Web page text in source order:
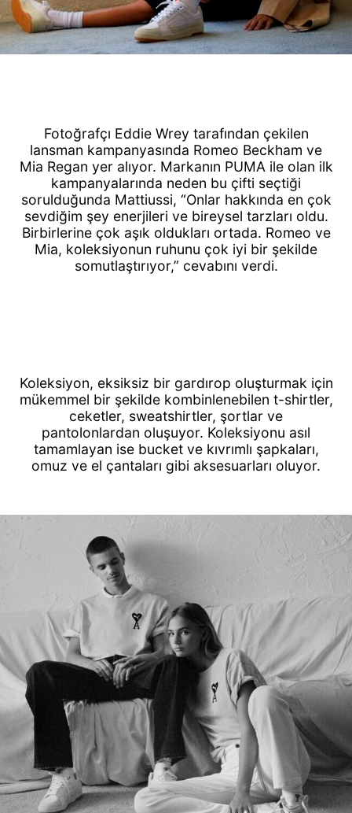
Fotoğrafçı Eddie Wrey tarafından çekilen
lansman kampanyasında Romeo Beckham ve
Mia Regan yer alıyor. Markanın PUMA ile olan ilk
kampanyalarında neden bu çifti seçtiği
sorulduğunda Mattiussi, “Onlar hakkında en çok
sevdiğim şey enerjileri ve bireysel tarzları oldu.
Birbirlerine çok aşık oldukları ortada. Romeo ve
Mia, koleksiyonun ruhunu çok iyi bir şekilde
somutlaştırıyor,” cevabını verdi.
Koleksiyon, eksiksiz bir gardırop oluşturmak için
mükemmel bir şekilde kombinlenebilen t-shirtler,
ceketler, sweatshirtler, şortlar ve
pantolonlardan oluşuyor. Koleksiyonu asıl
tamamlayan ise bucket ve kıvrımlı şapkaları,
omuz ve el çantaları gibi aksesuarları oluyor.